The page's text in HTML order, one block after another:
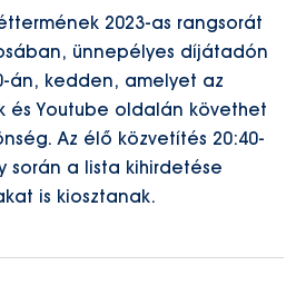
2023-as rangsorát
ünnepélyes díjátadón
án, kedden, amelyet az
és Youtube oldalán követhet
Az élő közvetítés 20:40-
során a lista kihirdetése
is kiosztanak.